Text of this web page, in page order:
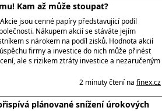
Kam až může stoupat?
Akcie jsou cenné papíry představující podíl
Nákupem akcií se stáváte jejím
s nárokem na podíl zisků. Hodnota akcií
firmy a investice do nich může přinést
ale s rizikem ztráty investice a nezaručeným
2 minuty čtení na finex.cz
plánované snížení úrokových